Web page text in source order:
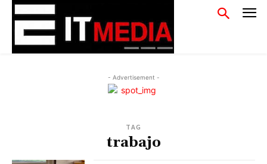
- Advertisement -
TAG
trabajo